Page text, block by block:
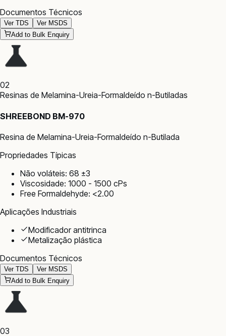
Documentos Técnicos
Ver TDS
Ver MSDS
Add to Bulk Enquiry
02
Resinas de Melamina-Ureia-Formaldeído n-Butiladas
SHREEBOND BM-970
Resina de Melamina-Ureia-Formaldeído n-Butilada
Propriedades Típicas
Não voláteis: 68 ±3
Viscosidade: 1000 - 1500 cPs
Free Formaldehyde: <2.00
Aplicações Industriais
Modificador antitrinca
Metalização plástica
Documentos Técnicos
Ver TDS
Ver MSDS
Add to Bulk Enquiry
03